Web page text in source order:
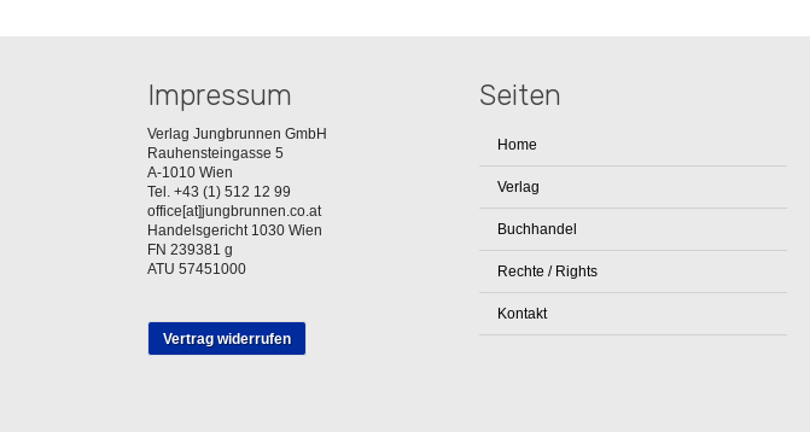
Impressum
Verlag Jungbrunnen GmbH
Rauhensteingasse 5
A-1010 Wien
Tel. +43 (1) 512 12 99
office[at]jungbrunnen.co.at
Handelsgericht 1030 Wien
FN 239381 g
ATU 57451000
Vertrag widerrufen
Seiten
Home
Verlag
Buchhandel
Rechte / Rights
Kontakt